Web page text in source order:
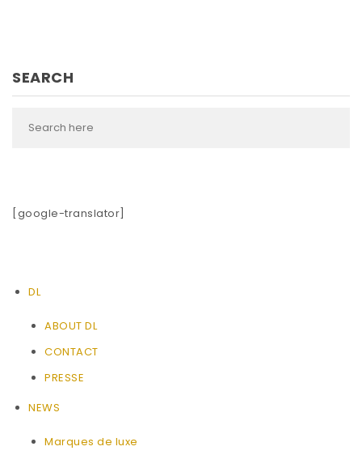
SEARCH
[google-translator]
DL
ABOUT DL
CONTACT
PRESSE
NEWS
Marques de luxe